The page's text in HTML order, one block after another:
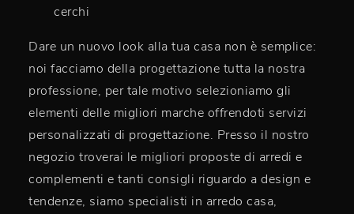
cerchi
Dare un nuovo look alla tua casa non è semplice:
noi facciamo della progettazione tutta la nostra
professione, per tale motivo selezioniamo gli
elementi delle migliori marche offrendoti servizi
personalizzati di progettazione. Presso il nostro
negozio troverai le migliori proposte di arredi e
complementi e tanti consigli riguardo a design e
tendenze, siamo specialisti in arredo casa,